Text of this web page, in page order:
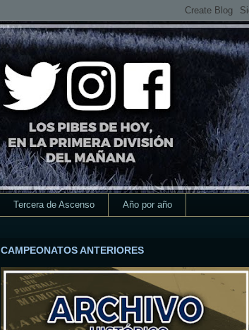
Tercera de Ascenso Año por año
CAMPEONATOS ANTERIORES